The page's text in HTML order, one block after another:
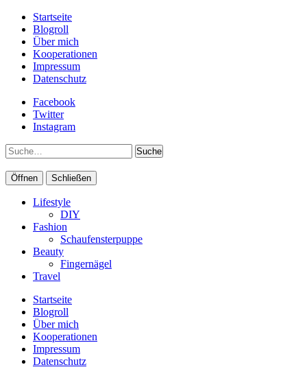
Startseite
Blogroll
Über mich
Kooperationen
Impressum
Datenschutz
Facebook
Twitter
Instagram
Suche
Öffnen Schließen
Lifestyle
DIY
Fashion
Schaufensterpuppe
Beauty
Fingernägel
Travel
Startseite
Blogroll
Über mich
Kooperationen
Impressum
Datenschutz